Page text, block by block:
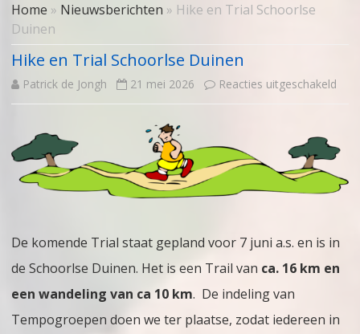
content
Home » Nieuwsberichten » Hike en Trial Schoorlse
Duinen
Hike en Trial Schoorlse Duinen
Patrick de Jongh 21 mei 2026 Reacties uitgeschakeld
De komende Trial staat gepland voor 7 juni a.s. en is in
de Schoorlse Duinen. Het is een Trail van ca. 16 km en
een wandeling van ca 10 km. De indeling van
Tempogroepen doen we ter plaatse, zodat iedereen in